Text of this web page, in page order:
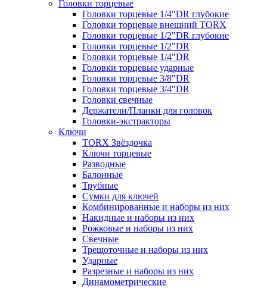
Головки торцевые
Головки торцевые 1/4"DR глубокие
Головки торцевые внешний TORX
Головки торцевые 1/2"DR глубокие
Головки торцевые 1/2"DR
Головки торцевые 1/4"DR
Головки торцевые ударные
Головки торцевые 3/8"DR
Головки торцевые 3/4"DR
Головки свечные
Держатели/Планки для головок
Головки-экстракторы
Ключи
TORX Звёздочка
Ключи торцевые
Разводные
Балонные
Трубные
Сумки для ключей
Комбинированные и наборы из них
Накидные и наборы из них
Рожковые и наборы из них
Свечные
Трещоточные и наборы из них
Ударные
Разрезные и наборы из них
Динамометрические